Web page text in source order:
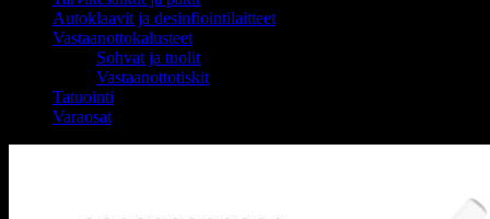
Autoklaavit ja desinfiointilaitteet
Vastaanottokalusteet
Sohvat ja tuolit
Vastaanottotiskit
Tatuointi
Varaosat